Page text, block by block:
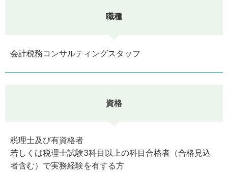
職種
会計税務コンサルティングスタッフ
資格
税理士及び有資格者
若しくは税理士試験3科目以上の科目合格者（合格見込
者含む）で実務経験を有する方